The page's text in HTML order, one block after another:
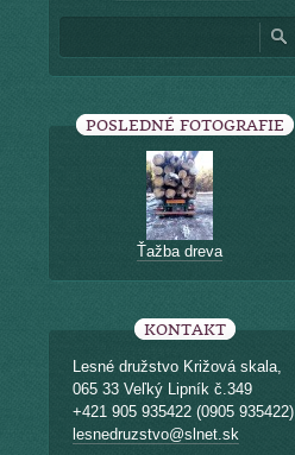
POSLEDNÉ FOTOGRAFIE
Ťažba dreva
KONTAKT
Lesné družstvo Križová skala,
065 33 Veľký Lipník č.349
+421 905 935422 (0905 935422)
lesnedruzstvo@slnet.sk